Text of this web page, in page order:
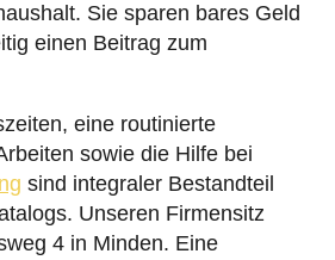
Sie sparen bares Geld
einen Beitrag zum
eine routinierte
sowie die Hilfe bei
sind integraler Bestandteil
Unseren Firmensitz
4 in Minden. Eine